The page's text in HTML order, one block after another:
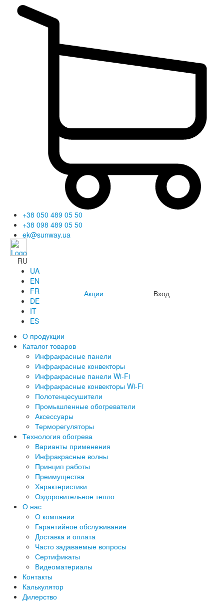
+38 050 489 05 50
+38 098 489 05 50
ek@sunway.ua
RU
UA
EN
FR
DE
IT
ES
Акции Вход
О продукции
Каталог товаров
Инфракрасные панели
Инфракрасные конвекторы
Инфракрасные панели Wi-Fi
Инфракрасные конвекторы Wi-Fi
Полотенцесушители
Промышленные обогреватели
Аксессуары
Терморегуляторы
Технология обогрева
Варианты применения
Инфракрасные волны
Принцип работы
Преимущества
Характеристики
Оздоровительное тепло
О нас
О компании
Гарантийное обслуживание
Доставка и оплата
Часто задаваемые вопросы
Сертификаты
Видеоматериалы
Контакты
Калькулятор
Дилерство